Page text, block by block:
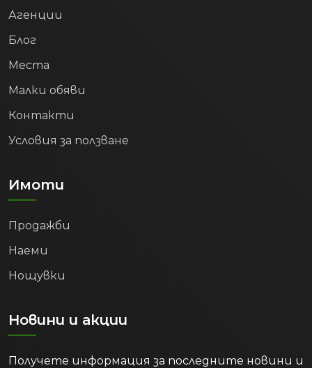
Агенции
Блог
Места
Малки обяви
Контакти
Условия за ползване
Имоти
Продажби
Наеми
Нощувки
Новини и акции
Получете информация за последните новини и